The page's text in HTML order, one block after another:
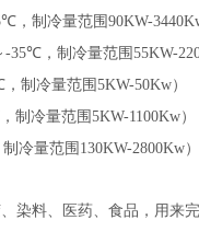
，制冷量范围 90KW-
-35℃ ，制冷量范围 55KW-
，制冷量范围 5KW-50Kw）
，制冷量范围 5KW-1100Kw）
制冷量范围 130KW-2800Kw）
染料、医药、食品，用来